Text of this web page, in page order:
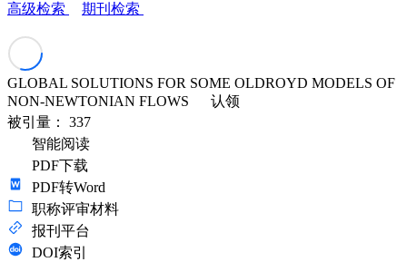
高级检索 期刊检索
GLOBAL SOLUTIONS FOR SOME OLDROYD MODELS OF
NON-NEWTONIAN FLOWS
认领
被引量： 337
智能阅读
PDF下载
PDF转Word
职称评审材料
报刊平台
DOI索引